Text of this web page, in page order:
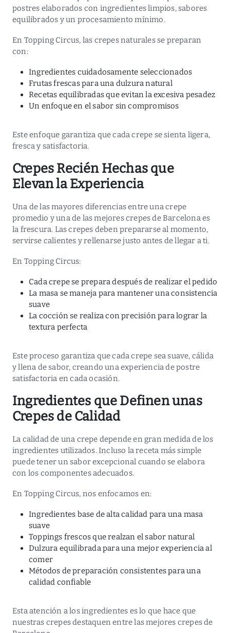
postres elaborados con ingredientes limpios, sabores
equilibrados y un procesamiento mínimo.
En Topping Circus, las crepes naturales se preparan
con:
Ingredientes cuidadosamente seleccionados
Frutas frescas para una dulzura natural
Recetas equilibradas que evitan la excesiva pesadez
Un enfoque en el sabor sin compromisos
Este enfoque garantiza que cada crepe se sienta ligera,
fresca y satisfactoria.
Crepes Recién Hechas que
Elevan la Experiencia
Una de las mayores diferencias entre una crepe
promedio yuna de las mejores crepes de Barcelonaes
la frescura. Las crepes deben prepararse al momento,
servirse calientes y rellenarse justo antes de llegar a ti.
En Topping Circus:
Cada crepe se prepara después de realizar el pedido
La masa se maneja para mantener una consistencia
suave
La cocción se realiza con precisión para lograr la
textura perfecta
Este proceso garantiza que cada crepe sea suave, cálida
y llena de sabor, creando una experiencia de postre
satisfactoria en cada ocasión.
Ingredientes que Definen unas
Crepes de Calidad
La calidad de una crepe depende en gran medida de los
ingredientes utilizados. Incluso la receta más simple
puede tener un sabor excepcional cuando se elabora
con los componentes adecuados.
En Topping Circus, nos enfocamos en:
Ingredientes base de alta calidad para una masa
suave
Toppings frescos que realzan el sabor natural
Dulzura equilibrada para una mejor experiencia al
comer
Métodos de preparación consistentes para una
calidad confiable
Esta atención a los ingredientes es lo que hace que
nuestras crepes destaquen entre las mejores crepes de